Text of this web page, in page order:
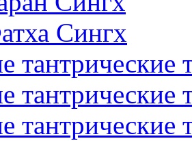
Сингх
тантрические
тантрические
тантрические